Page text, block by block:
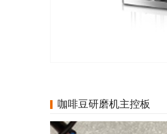
咖啡豆研磨机主控板